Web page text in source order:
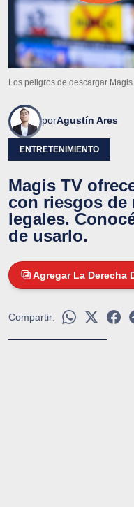
Los peligros de descargar Magis
porAgustín Ares
ENTRETENIMIENTO
Magis TV
con riesgos de
legales.
de usarlo.
Agregar La Derecha
Compartir: